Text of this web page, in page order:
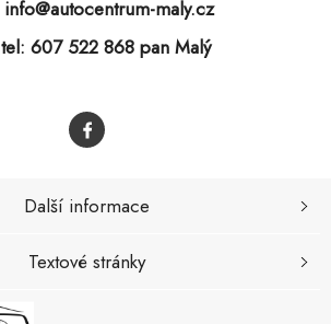
info@autocentrum-maly.cz
tel: 607 522 868 pan Malý
Další informace
Textové stránky